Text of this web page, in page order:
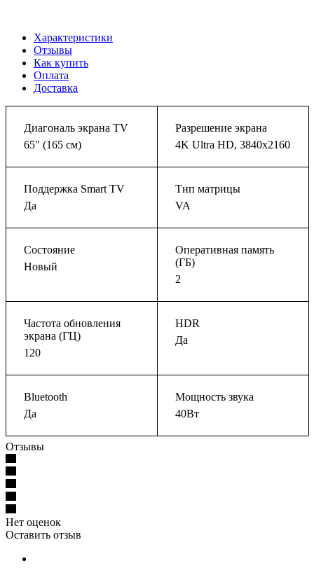
Характеристики
Отзывы
Как купить
Оплата
Доставка
Диагональ экрана TV
65" (165 см)
Разрешение экрана
4K Ultra HD, 3840x2160
Поддержка Smart TV
Да
Тип матрицы
VA
Состояние
Новый
Оперативная память
(ГБ)
2
Частота обновления
экрана (ГЦ)
120
HDR
Да
Bluetooth
Да
Мощность звука
40Вт
Отзывы
Нет оценок
Оставить отзыв